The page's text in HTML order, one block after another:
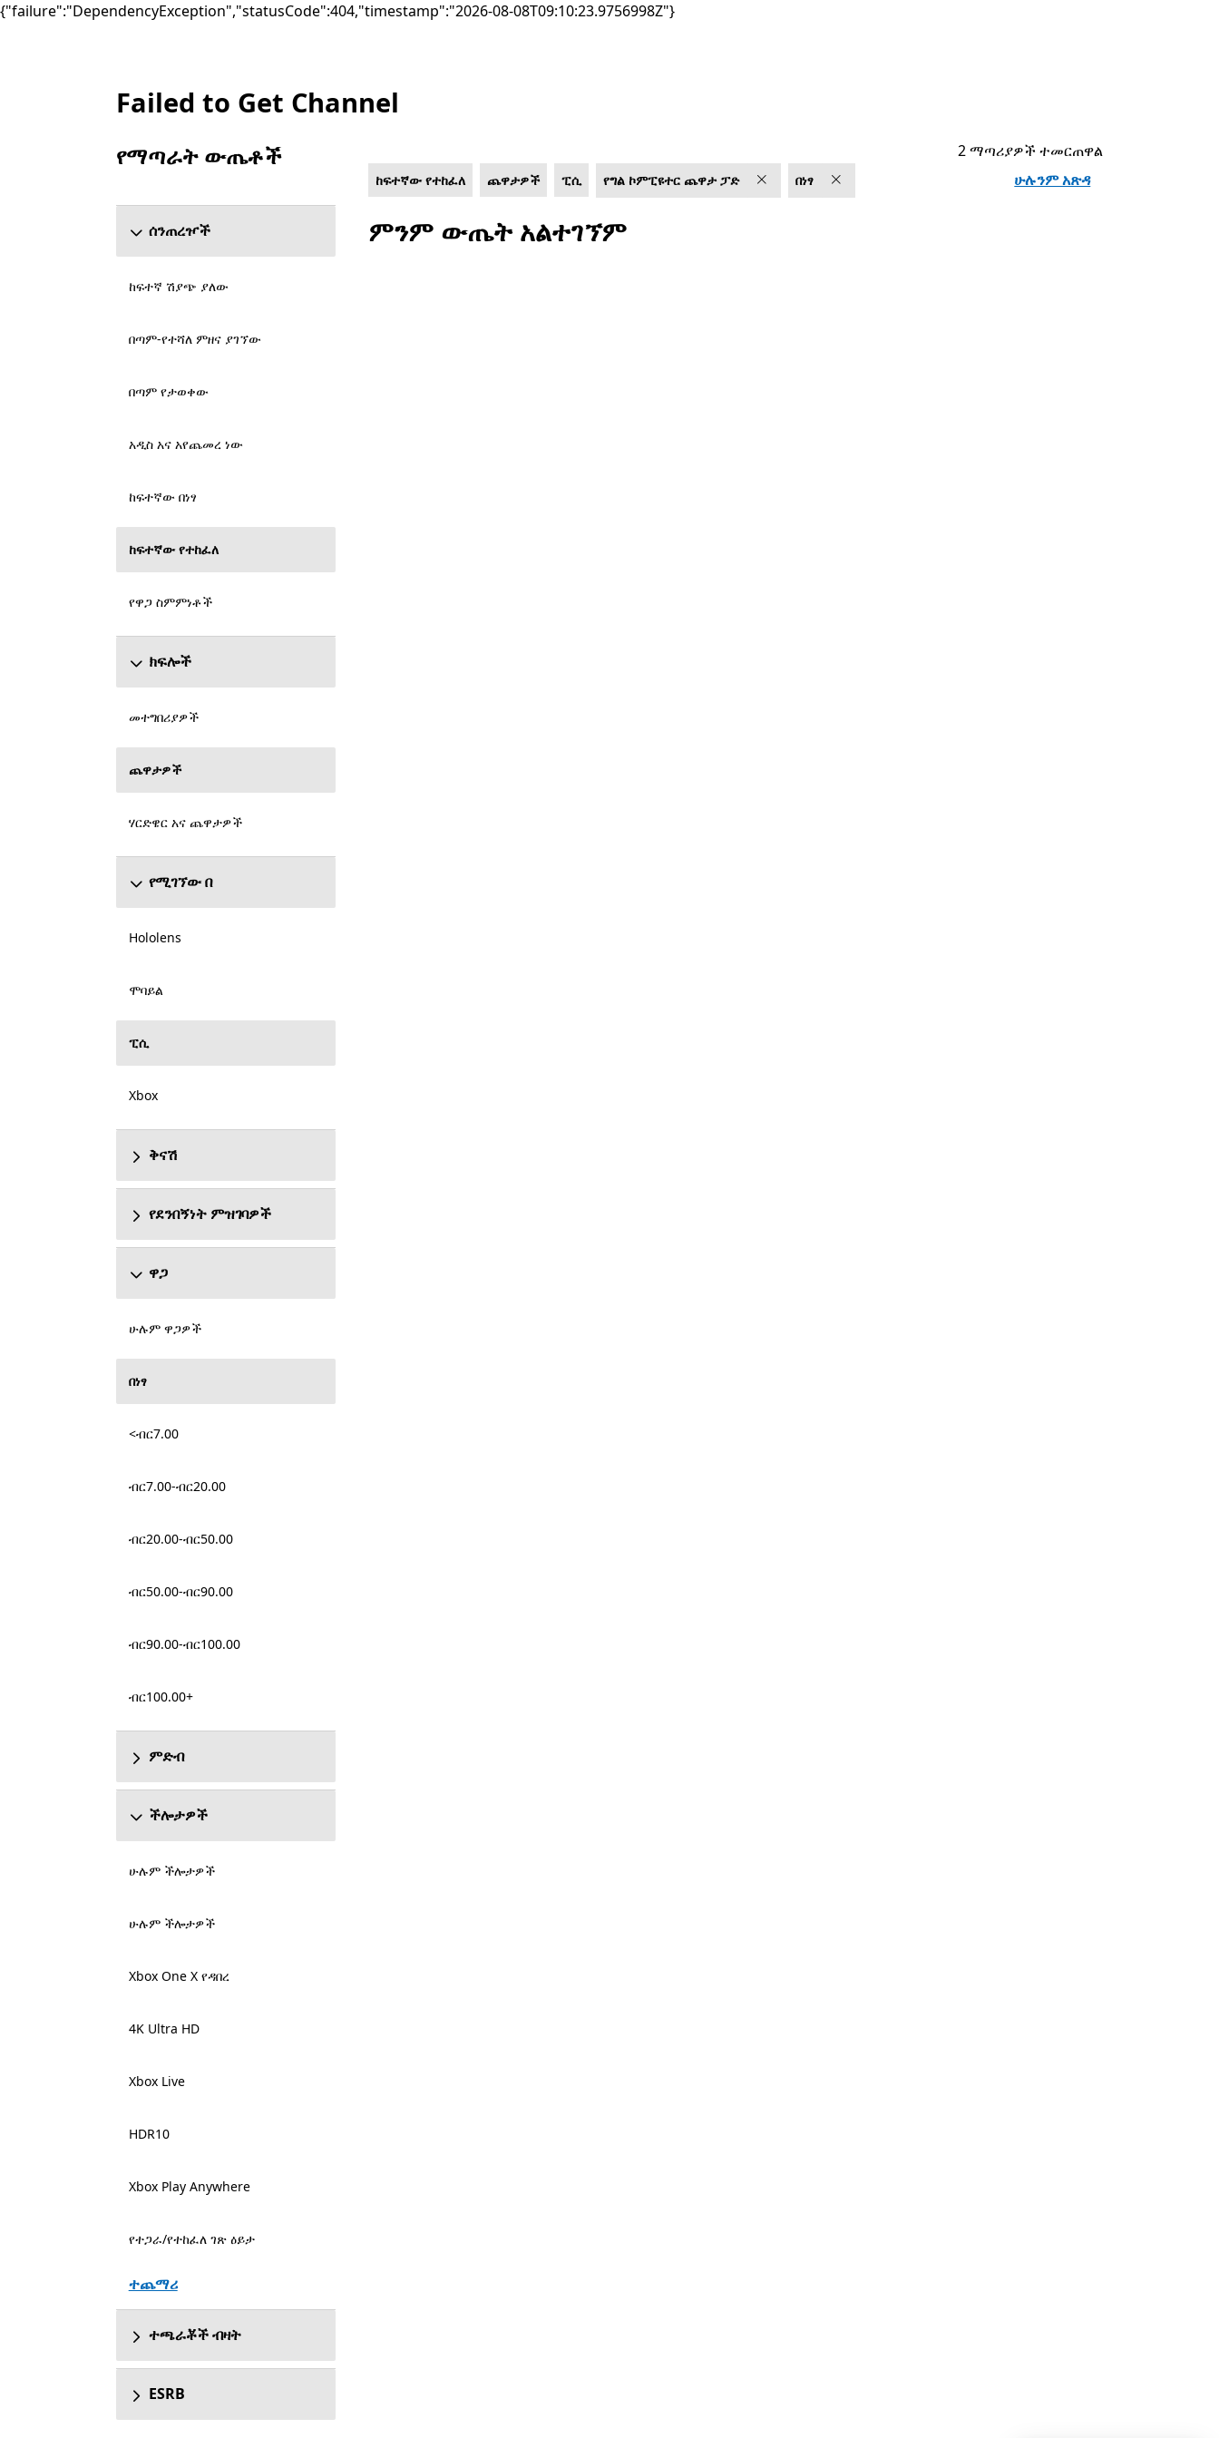
{"failure":"DependencyException","statusCode":404,"timestamp":"2026-08-08T09:10:23.9756998Z"}
List Microsoft.com
Failed to Get Channel
የማጣራት ውጤቶች
ሰንጠረዦች
ከፍተኛ ሽያጭ ያለው
በጣም-የተሻለ ምዘና ያገኘው
በጣም የታወቀው
አዲስ አና አየጨመረ ነው
ከፍተኛው በነፃ
ከፍተኛው የተከፈለ
የዋጋ ስምምነቶች
ክፍሎች
መተግበሪያዎች
ጨዋታዎች
ሃርድዌር አና ጨዋታዎች
የሚገኘው በ
Hololens
ሞባይል
ፒሲ
Xbox
ቅናሽ
የደንበኝነት ምዝገባዎች
ዋጋ
ሁሉም ዋጋዎች
በነፃ
<ብር7.00
ብር7.00-ብር20.00
ብር20.00-ብር50.00
ብር50.00-ብር90.00
ብር90.00-ብር100.00
ብር100.00+
ምድብ
ችሎታዎች
ሁሉም ችሎታዎች
ሁሉም ችሎታዎች
Xbox One X የዳበረ
4K Ultra HD
Xbox Live
HDR10
Xbox Play Anywhere
የተጋራ/የተከፈለ ገጽ ዕይታ
ተጨማሪ
ተጫራቾች ብዛት
ESRB
ከፍተኛው የተከፈለ ጨዋታዎች ፒሲ የግል ኮምፒዩተር ጨዋታ ፓድ በነፃ
2 ማጣሪያዎች ተመርጠዋል
ሁሉንም አጽዳ
ምንም ውጤት አልተገኘም